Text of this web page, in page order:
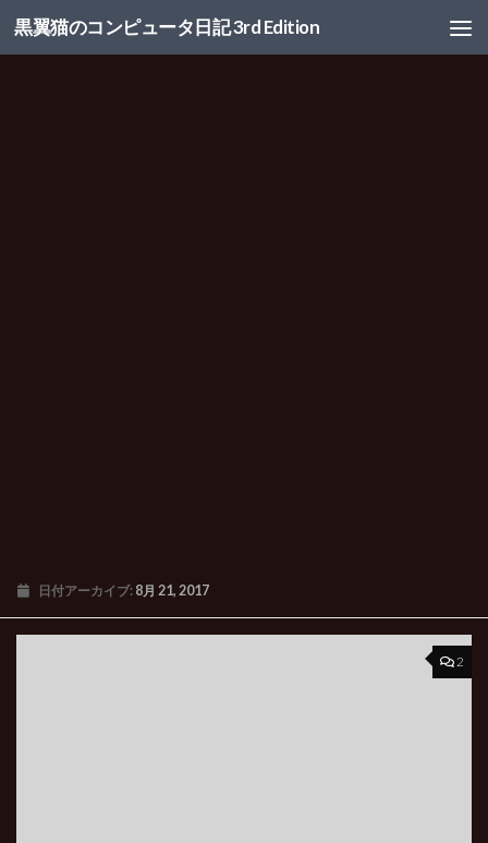
コンテンツへスキップ
黒翼猫のコンピュータ日記 3rd Edition
日付アーカイブ: 8月 21, 2017
2